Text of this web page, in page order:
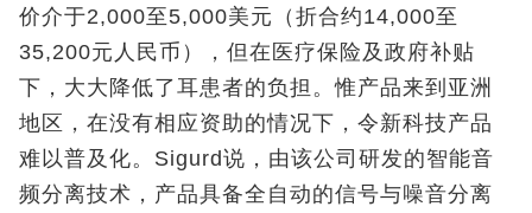
价介于2,000至5,000美元（折合约14,000至
35,200元人民币），但在医疗保险及政府补贴
下，大大降低了耳患者的负担。惟产品来到亚洲
地区，在没有相应资助的情况下，令新科技产品
难以普及化。Sigurd说，由该公司研发的智能音
频分离技术，产品具备全自动的信号与噪音分离